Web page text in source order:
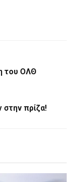
του ΟΛΘ
στην πρίζα!